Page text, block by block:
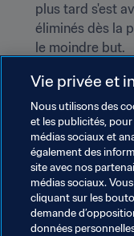
plus tard s'est
éliminés dès la
le moindre but.
2002 en raison
barrage
Les Socceroos
quatre ans plus
Huit joueurs
contre la
pour Allemagne
Vie privée et
Nous utilisons des
et les publicités,
médias sociaux et
également des
site avec nos
médias sociaux.
cliquant sur les
demande
données